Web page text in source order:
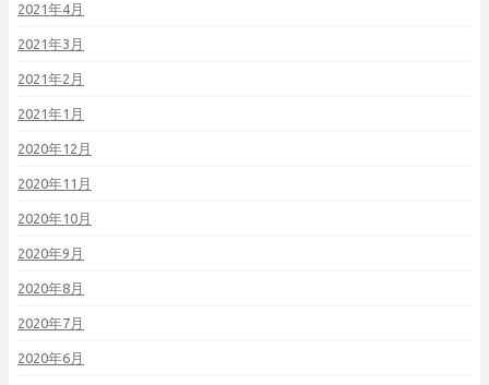
2021年4月
2021年3月
2021年2月
2021年1月
2020年12月
2020年11月
2020年10月
2020年9月
2020年8月
2020年7月
2020年6月